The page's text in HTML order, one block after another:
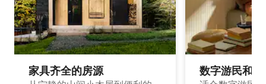
家具齐全的房源 数字游民和